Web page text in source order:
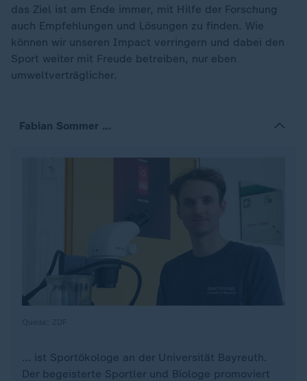
das Ziel ist am Ende immer, mit Hilfe der Forschung
auch Empfehlungen und Lösungen zu finden. Wie
können wir unseren Impact verringern und dabei den
Sport weiter mit Freude betreiben, nur eben
umweltverträglicher.
Fabian Sommer …
… ist Sportökologe an der Universität Bayreuth.
Der begeisterte Sportler und Biologe promoviert